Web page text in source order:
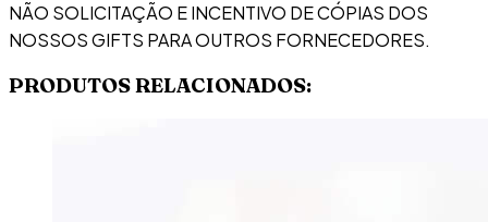
NÃO SOLICITAÇÃO E INCENTIVO DE CÓPIAS DOS
NOSSOS GIFTS PARA OUTROS FORNECEDORES.
PRODUTOS RELACIONADOS: